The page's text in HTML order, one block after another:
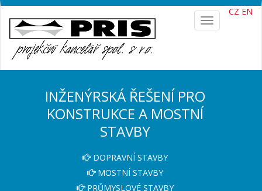
CZ EN
Toggle
navigation
INŽENÝRSKÁ ŘEŠENÍ PRO
KONSTRUKCE A MOSTNÍ
STAVBY
DOPRAVNÍ STAVBY
MOSTNÍ STAVBY
PRŮMYSLOVÉ STAVBY